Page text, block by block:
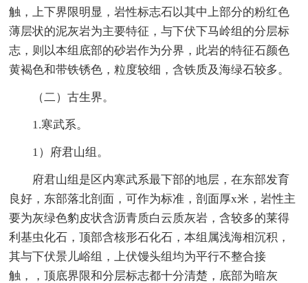
触，上下界限明显，岩性标志石以其中上部分的粉红色
薄层状的泥灰岩为主要特征，与下伏下马岭组的分层标
志，则以本组底部的砂岩作为分界，此岩的特征石颜色
黄褐色和带铁锈色，粒度较细，含铁质及海绿石较多。
（二）古生界。
1.寒武系。
1）府君山组。
府君山组是区内寒武系最下部的地层，在东部发育
良好，东部落北剖面，可作为标准，剖面厚x米，岩性主
要为灰绿色豹皮状含沥青质白云质灰岩，含较多的莱得
利基虫化石，顶部含核形石化石，本组属浅海相沉积，
其与下伏景儿峪组，上伏馒头组均为平行不整合接
触，，顶底界限和分层标志都十分清楚，底部为暗灰